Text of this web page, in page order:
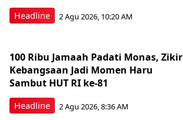
Headline 2 Agu 2026, 10:20 AM
Headline
100 Ribu Jamaah Padati Monas, Zikir
Kebangsaan Jadi Momen Haru
Sambut HUT RI ke-81
2 Agu 2026, 8:36 AM